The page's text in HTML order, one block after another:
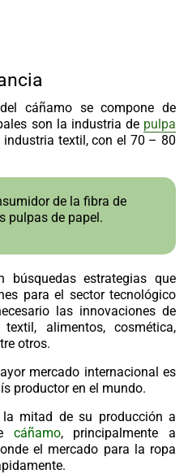
cáñamo se compone de
son la industria de pulpa
textil, con el 70 – 80
de la fibra de
pulpas de papel.
búsquedas estrategias que
para el sector tecnológico
las innovaciones de
alimentos, cosmética,
otros.
mercado internacional es
productor en el mundo.
mitad de su producción a
cáñamo, principalmente a
el mercado para la ropa